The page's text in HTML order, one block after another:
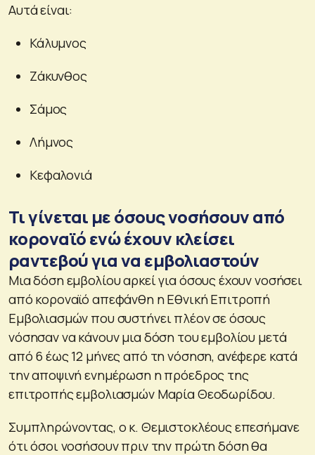
Αυτά είναι:
Κάλυμνος
Ζάκυνθος
Σάμος
Λήμνος
Κεφαλονιά
Τι γίνεται με όσους νοσήσουν από
κοροναϊό ενώ έχουν κλείσει
ραντεβού για να εμβολιαστούν
Μια δόση εμβολίου αρκεί για όσους έχουν νοσήσει
από κοροναϊό απεφάνθη η Εθνική Επιτροπή
Εμβολιασμών που συστήνει πλέον σε όσους
νόσησαν να κάνουν μια δόση του εμβολίου μετά
από 6 έως 12 μήνες από τη νόσηση, ανέφερε κατά
την αποψινή ενημέρωση η πρόεδρος της
επιτροπής εμβολιασμών Μαρία Θεοδωρίδου.
Συμπληρώνοντας, ο κ. Θεμιστοκλέους επεσήμανε
ότι όσοι νοσήσουν πριν την πρώτη δόση θα